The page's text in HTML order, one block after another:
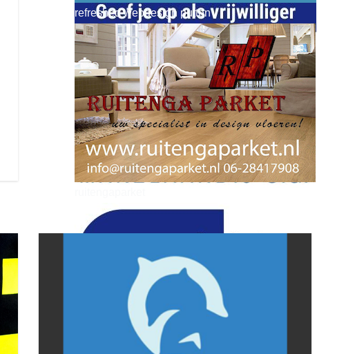
word vrijwilliger (1)
zielman
refreshed webdesign putten